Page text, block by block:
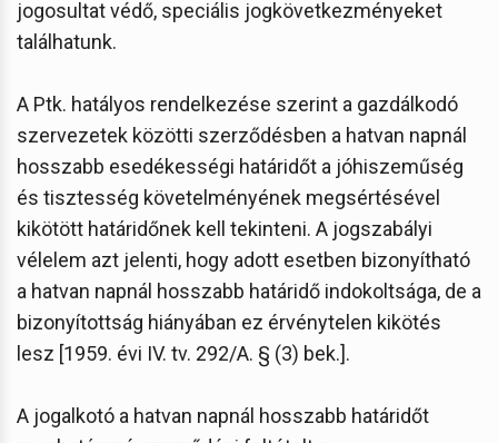
jogosultat védő, speciális jogkövetkezményeket
találhatunk.
A Ptk. hatályos rendelkezése szerint a gazdálkodó
szervezetek közötti szerződésben a hatvan napnál
hosszabb esedékességi határidőt a jóhiszeműség
és tisztesség követelményének megsértésével
kikötött határidőnek kell tekinteni. A jogszabályi
vélelem azt jelenti, hogy adott esetben bizonyítható
a hatvan napnál hosszabb határidő indokoltsága, de a
bizonyítottság hiányában ez érvénytelen kikötés
lesz [1959. évi IV. tv. 292/A. § (3) bek.].
A jogalkotó a hatvan napnál hosszabb határidőt